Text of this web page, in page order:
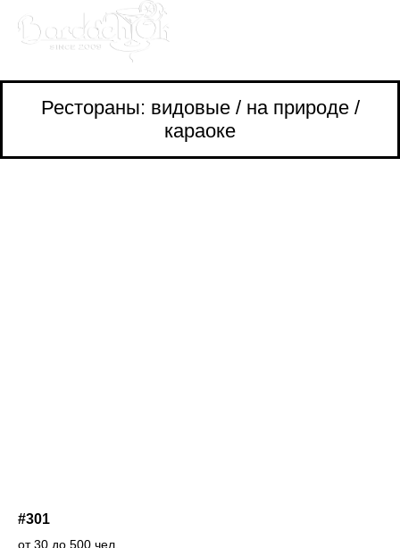
Рестораны: видовые / на природе /
караоке
#301
от 30 до 500 чел.